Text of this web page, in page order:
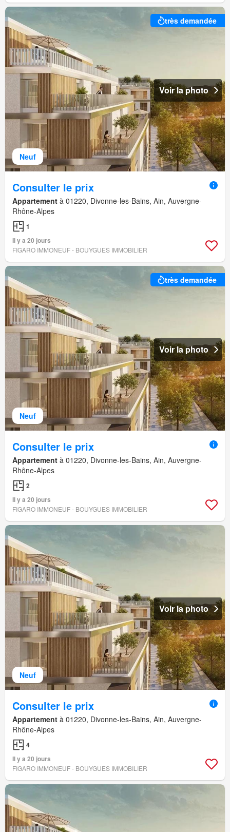
Neuf
très demandée
Voir la photo
Consulter le prix
Appartement à 01220, Divonne-les-Bains, Ain, Auvergne-
Rhône-Alpes
1
Il y a 20 jours
FIGARO IMMONEUF - BOUYGUES IMMOBILIER
Neuf
très demandée
Voir la photo
Consulter le prix
Appartement à 01220, Divonne-les-Bains, Ain, Auvergne-
Rhône-Alpes
2
Il y a 20 jours
FIGARO IMMONEUF - BOUYGUES IMMOBILIER
Neuf
Voir la photo
Consulter le prix
Appartement à 01220, Divonne-les-Bains, Ain, Auvergne-
Rhône-Alpes
4
Il y a 20 jours
FIGARO IMMONEUF - BOUYGUES IMMOBILIER